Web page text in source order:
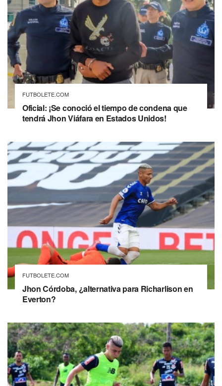
FUTBOLETE.COM
Oficial: ¡Se conoció el tiempo de condena que
tendrá Jhon Viáfara en Estados Unidos!
FUTBOLETE.COM
Jhon Córdoba, ¿alternativa para Richarlison en
Everton?